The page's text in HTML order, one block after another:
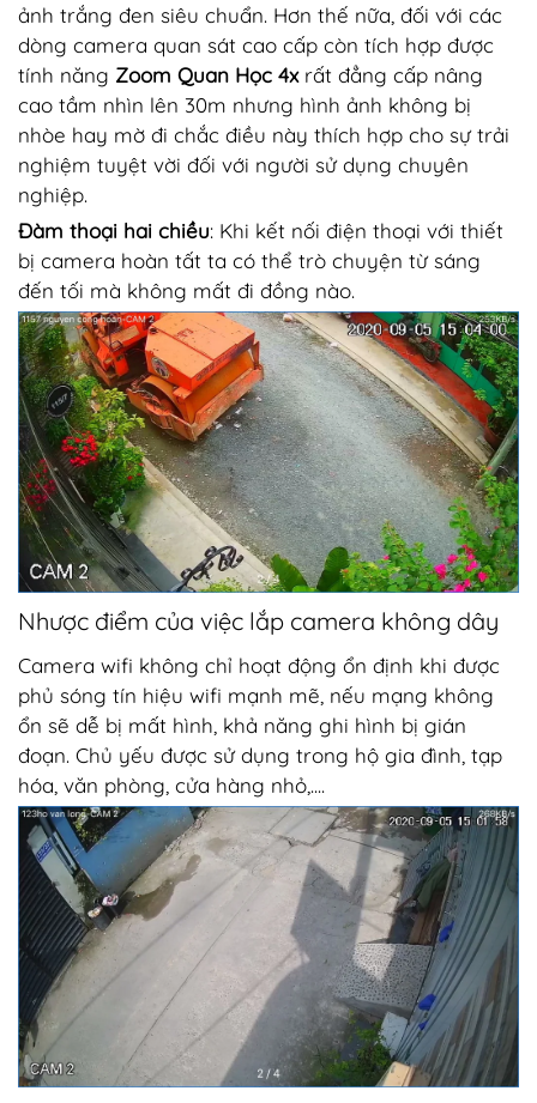
ảnh trắng đen siêu chuẩn. Hơn thế nữa, đối với các
dòng camera quan sát cao cấp còn tích hợp được
tính năng Zoom Quan Học 4xrất đẳng cấp nâng
cao tầm nhìn lên 30m nhưng hình ảnh không bị
nhòe hay mờ đi chắc điều này thích hợp cho sự trải
nghiệm tuyệt vời đối với người sử dụng chuyên
nghiệp.
Đàm thoại hai chiều: Khi kết nối điện thoại với thiết
bị camera hoàn tất ta có thể trò chuyện từ sáng
đến tối mà không mất đi đồng nào.
Nhược điểm của việc lắp camera không dây
Camera wifi không chỉ hoạt động ổn định khi được
phủ sóng tín hiệu wifi mạnh mẽ, nếu mạng không
ổn sẽ dễ bị mất hình, khả năng ghi hình bị gián
đoạn. Chủ yếu được sử dụng trong hộ gia đình, tạp
hóa, văn phòng, cửa hàng nhỏ,....